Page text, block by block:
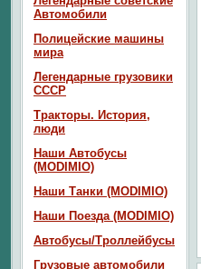
Автомобили
Полицейские машины
мира
Легендарные грузовики
СССР
Тракторы. История,
люди
Наши Автобусы
(MODIMIO)
Наши Танки (MODIMIO)
Наши Поезда (MODIMIO)
Автобусы/Троллейбусы
Грузовые автомобили